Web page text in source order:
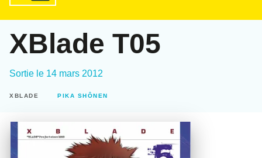
XBlade T05
Sortie le 14 mars 2012
XBLADE PIKA SHÔNEN